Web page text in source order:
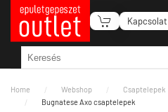
Fő tartalom átugrása
Kapcsolat
Home Webshop Csaptelepek
Bugnatese Axo csaptelepek